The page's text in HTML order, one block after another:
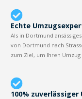
Echte
Als in Dortmund
von Dortmund nach
zum Ziel, um Ihren
100% zuverlässiger